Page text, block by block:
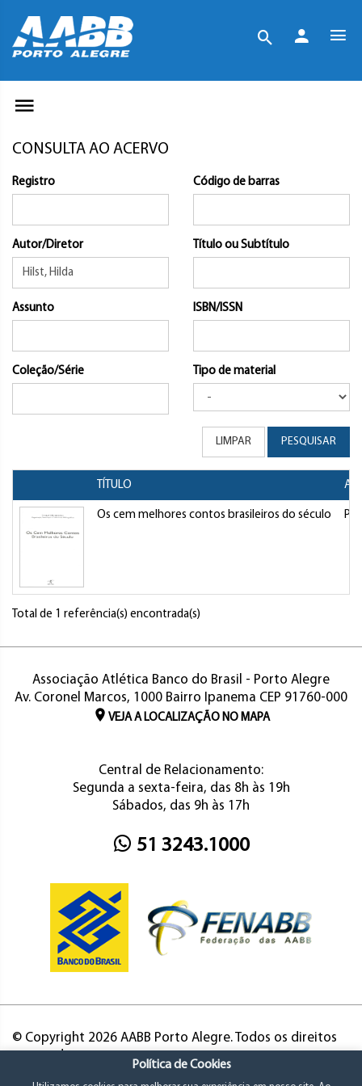
CONSULTA AO ACERVO
Registro Código de barras
Autor/Diretor Título ou Subtítulo
Assunto ISBN/ISSN
Coleção/Série Tipo de material
LIMPAR PESQUISAR
TÍTULO
Os cem melhores contos brasileiros do século
Total de 1 referência(s) encontrada(s)
Associação Atlética Banco do Brasil - Porto Alegre
Av. Coronel Marcos, 1000 Bairro Ipanema CEP 91760-000
VEJA A LOCALIZAÇÃO NO MAPA
Central de Relacionamento:
Segunda a sexta-feira, das 8h às 19h
Sábados, das 9h às 17h
51 3243.1000
© Copyright 2026 AABB Porto Alegre. Todos os direitos
Política de Cookies